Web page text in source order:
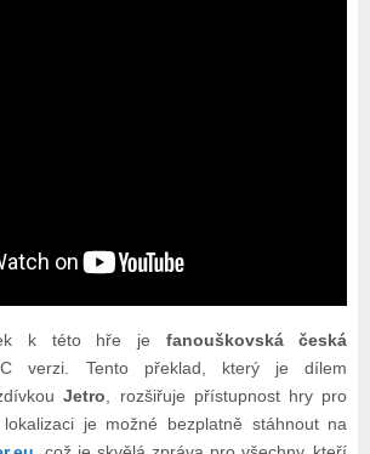
k této hře je fanouškovská česká
verzi. Tento překlad, který je dílem
Jetro, rozšiřuje přístupnost hry pro
je možné bezplatně stáhnout na